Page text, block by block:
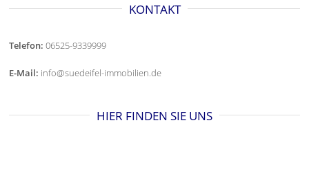
KONTAKT
Telefon: 06525-9339999
E-Mail: info@suedeifel-immobilien.de
HIER FINDEN SIE UNS